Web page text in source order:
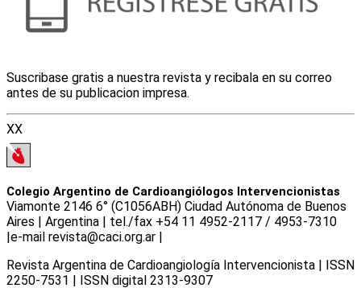
Suscribase gratis a nuestra revista y recibala en su correo
antes de su publicacion impresa.
XX
Colegio Argentino de Cardioangiólogos Intervencionistas
Viamonte 2146 6° (C1056ABH) Ciudad Autónoma de Buenos
Aires | Argentina | tel./fax +54 11 4952-2117 / 4953-7310
|e-mail revista@caci.org.ar |
Revista Argentina de Cardioangiologí­a Intervencionista | ISSN
2250-7531 | ISSN digital 2313-9307